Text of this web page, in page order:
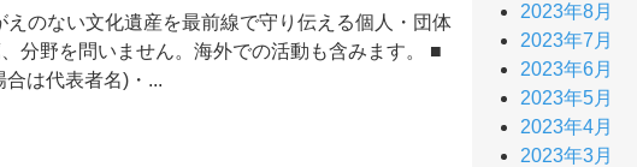
のない文化遺産を最前線で守り伝える個人・団体
分野を問いません。海外での活動も含みます。 ■
は代表者名)・...
2023年8月
2023年7月
2023年6月
2023年5月
2023年4月
2023年3月